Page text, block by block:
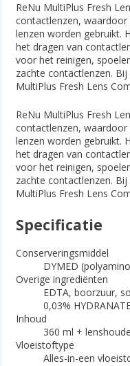
ReNu MultiPlus Fresh
contactlenzen,
lenzen worden gebruikt.
het dragen van
voor het reinigen,
zachte contactlenzen.
MultiPlus Fresh Lens
ReNu MultiPlus Fresh
contactlenzen,
lenzen worden gebruikt.
het dragen van
voor het reinigen,
zachte contactlenzen.
MultiPlus Fresh Lens
Specificatie
Conserveringsmiddel
DYMED
Overige ingrediënten
EDTA, boorzuur,
0,03%
Inhoud
360 ml +
Vloeistoftype
Alles-in-een